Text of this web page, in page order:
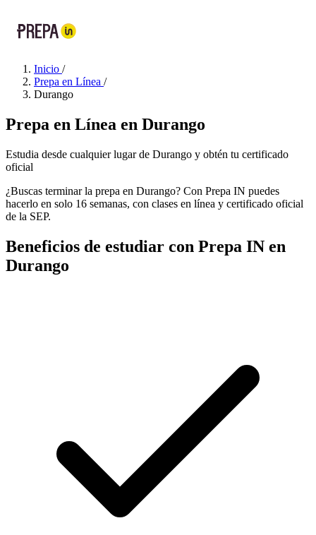
Inicio /
Prepa en Línea /
Durango
Prepa en Línea en Durango
Estudia desde cualquier lugar de Durango y obtén tu certificado
oficial
¿Buscas terminar la prepa en Durango? Con Prepa IN puedes
hacerlo en solo 16 semanas, con clases en línea y certificado oficial
de la SEP.
Beneficios de estudiar con Prepa IN en
Durango